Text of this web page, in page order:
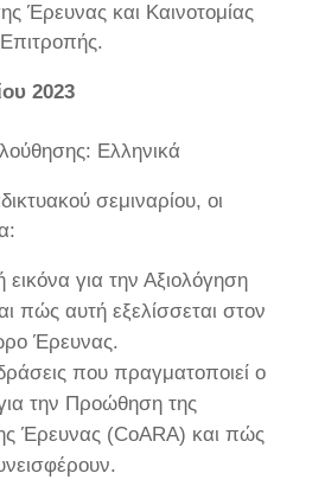
Έρευνας και Καινοτομίας
2023
Ελληνικά
σεμιναρίου, οι
εικόνα για την Αξιολόγηση
πώς αυτή εξελίσσεται στον
Έρευνας.
που πραγματοποιεί ο
την Προώθηση της
Έρευνας (CoARA) και πώς